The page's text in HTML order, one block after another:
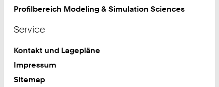
Profilbereich Modeling & Simulation Sciences
Service
Kontakt und Lagepläne
Impressum
Sitemap